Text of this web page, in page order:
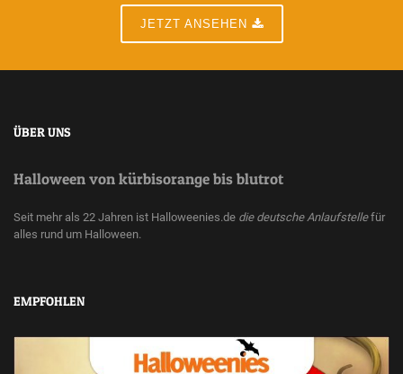
JETZT ANSEHEN
ÜBER UNS
Halloween von kürbisorange bis blutrot
Seit mehr als 22 Jahren ist Halloweenies.de die deutsche Anlaufstellefür
alles rund um Halloween.
EMPFOHLEN